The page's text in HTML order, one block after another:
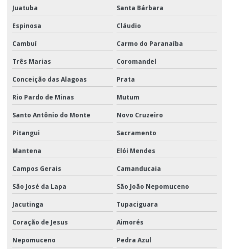
Juatuba Santa Bárbara
Espinosa Cláudio
Cambuí Carmo do Paranaíba
Três Marias Coromandel
Conceição das Alagoas Prata
Rio Pardo de Minas Mutum
Santo Antônio do Monte Novo Cruzeiro
Pitangui Sacramento
Mantena Elói Mendes
Campos Gerais Camanducaia
São José da Lapa São João Nepomuceno
Jacutinga Tupaciguara
Coração de Jesus Aimorés
Nepomuceno Pedra Azul